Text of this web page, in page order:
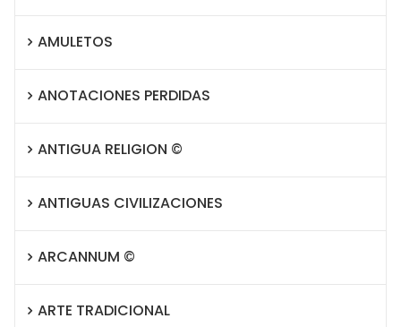
AMULETOS
ANOTACIONES PERDIDAS
ANTIGUA RELIGION ©
ANTIGUAS CIVILIZACIONES
ARCANNUM ©
ARTE TRADICIONAL